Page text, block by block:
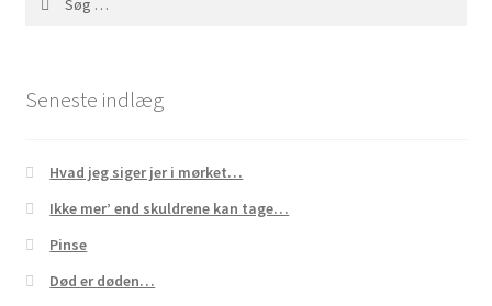
Seneste indlæg
Hvad jeg siger jer i mørket…
Ikke mer’ end skuldrene kan tage…
Pinse
Død er døden…